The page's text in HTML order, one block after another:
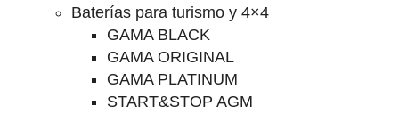
Baterías para turismo y 4×4
GAMA BLACK
GAMA ORIGINAL
GAMA PLATINUM
START&STOP AGM